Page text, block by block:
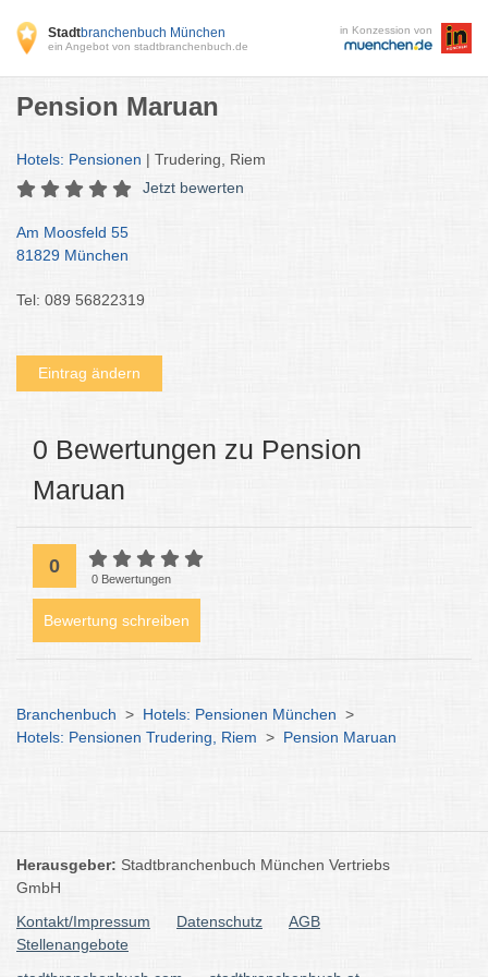
Stadtbranchenbuch München
ein Angebot von stadtbranchenbuch.de
in Konzession von
Pension Maruan
Hotels: Pensionen | Trudering, Riem
Jetzt bewerten
Am Moosfeld 55
81829 München
Tel: 089 56822319
Eintrag ändern
0 Bewertungen zu Pension
Maruan
0
0 Bewertungen
Bewertung schreiben
Branchenbuch > Hotels: Pensionen München >
Hotels: Pensionen Trudering, Riem > Pension Maruan
Herausgeber: Stadtbranchenbuch München Vertriebs
GmbH
Kontakt/Impressum
Datenschutz
AGB
Stellenangebote